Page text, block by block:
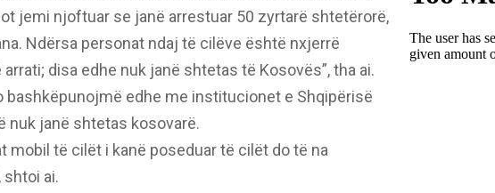
jemi njoftuar se janë arrestuar 50 zyrtarë shtetërorë,
Ndërsa personat ndaj të cilëve është nxjerrë
disa edhe nuk janë shtetas të Kosovës”, tha ai.
edhe me institucionet e Shqipërisë
nuk janë shtetas kosovarë.
mobil të cilët i kanë poseduar të cilët do të na
shtoi ai.